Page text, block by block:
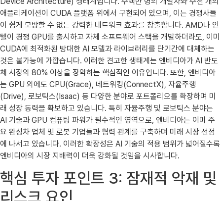
애플리케이션이 CUDA 플랫폼 위에서 구현되어 있으며, 이는 경쟁사들
이 쉽게 모방할 수 없는 강력한 네트워크 효과를 창출합니다. AMD나 인
텔이 경쟁 GPU를 출시하고 자체 소프트웨어 스택을 개발하더라도, 이미
CUDA에 최적화된 방대한 AI 모델과 라이브러리를 단기간에 대체하는
것은 불가능에 가깝습니다. 이러한 견고한 생태계는 엔비디아가 AI 반도
체 시장의 80% 이상을 장악하는 핵심적인 이유입니다. 또한, 엔비디아
는 GPU 외에도 CPU(Grace), 네트워킹(ConnectX), 자율주행
(Drive), 로보틱스(Isaac) 등 다양한 분야로 포트폴리오를 확장하며 미
래 성장 동력을 확보하고 있습니다. 특히 자율주행 및 로보틱스 분야는
AI 기술과 GPU 컴퓨팅 파워가 필수적인 영역으로, 엔비디아는 이미 주
요 완성차 업체 및 로봇 기업들과 협력 관계를 구축하며 미래 시장 선점
에 나서고 있습니다. 이러한 확장성은 AI 기술의 적용 범위가 넓어질수록
엔비디아의 시장 지배력이 더욱 강화될 것임을 시사합니다.
핵심 투자 포인트 3: 잠재적 악재 및
리스크 요인